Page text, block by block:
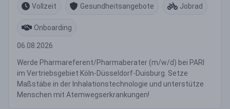
Vollzeit
Gesundheitsangebote Jobrad
Onboarding
06.08.2026
Werde Pharmareferent/Pharmaberater (m/w/d) bei PARI
im Vertriebsgebiet Köln-Düsseldorf-Duisburg. Setze
Maßstäbe in der Inhalationstechnologie und unterstütze
Menschen mit Atemwegserkrankungen!